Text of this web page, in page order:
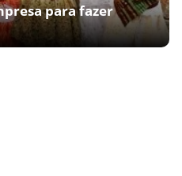
para fazer